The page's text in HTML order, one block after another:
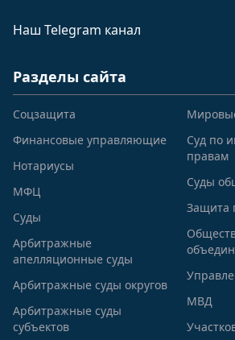
Наш Telegram канал
Разделы сайта
Соцзащита
Финансовые управляющие
Нотариусы
МФЦ
Суды
Арбитражные
апелляционные суды
Арбитражные суды округов
Арбитражные суды
субъектов
Суд по
правам
Суды
Защита
МВД